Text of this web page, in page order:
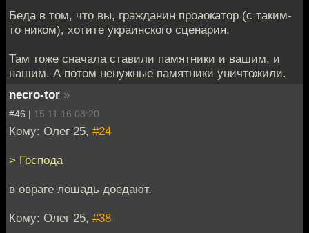
Беда в том, что вы, гражданин проаокатор (с таким-
то ником), хотите украинского сценария.
Там тоже сначала ставили памятники и вашим, и
нашим. А потом ненужные памятники уничтожили.
necro-tor »
#46 | 15.11.16 08:20
Кому: Олег 25, #24
> Господа
в овраге лошадь доедают.
Кому: Олег 25, #38